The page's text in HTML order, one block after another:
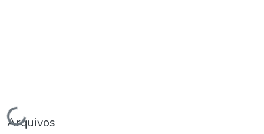
Carregando...
Arquivos